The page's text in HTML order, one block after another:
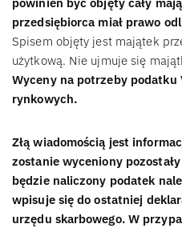
przedsiębiorca miał prawo
Spisem objęty jest majątek
użytkową. Nie ujmuje się
Wyceny na potrzeby podatku
rynkowych.
Złą wiadomością jest
zostanie wyceniony
będzie naliczony podatek
wpisuje się do ostatniej
urzędu skarbowego. W